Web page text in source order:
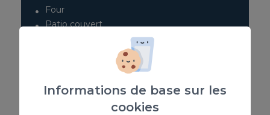
Four
Patio couvert
Internet haut débit
Toasteur
Informations de base sur les
cookies